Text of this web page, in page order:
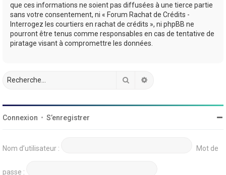
que ces informations ne soient pas diffusées à une tierce partie
sans votre consentement, ni « Forum Rachat de Crédits -
Interrogez les courtiers en rachat de crédits », ni phpBB ne
pourront être tenus comme responsables en cas de tentative de
piratage visant à compromettre les données.
Rechercher
Connexion • S’enregistrer
Nom d’utilisateur : Mot de
passe :